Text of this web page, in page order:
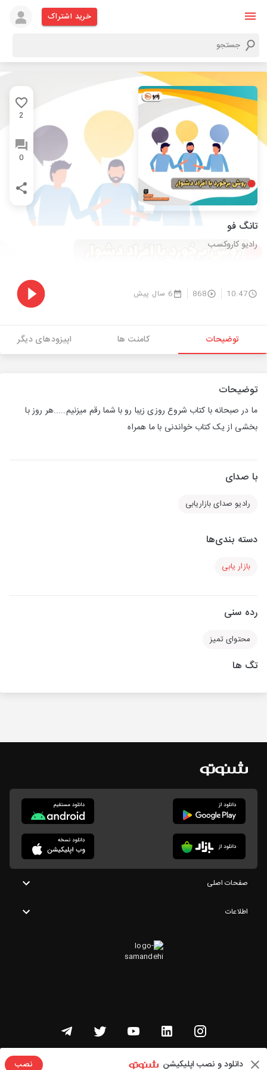
خرید اشتراک
2
0
تانگ فو
رادیو کاروکسب
10:47
868 6 سال پیش
توضیحات کامنت ها اپیزودهای دیگر
توضیحات
ما در صبحانه با کتاب شروع روزی زیبا رو با شما رقم میزنیم.....هر روز با
بخشی از یک کتاب خواندنی با ما همراه
با صدای
رادیو صدای بازاریابی
دسته بندی‌ها
بازار یابی
رده سنی
محتوای تمیز
تگ ها
دانلود و نصب اپلیکیشن نصب
صفحات اصلی
اطلاعات
تمامی حقوق این وبسایت متعلق به شنوتو است